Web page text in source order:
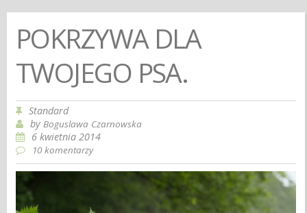
POKRZYWA DLA
TWOJEGO PSA.
Standard
byBoguslawa Czarnowska
6 kwietnia 2014
10 komentarzy